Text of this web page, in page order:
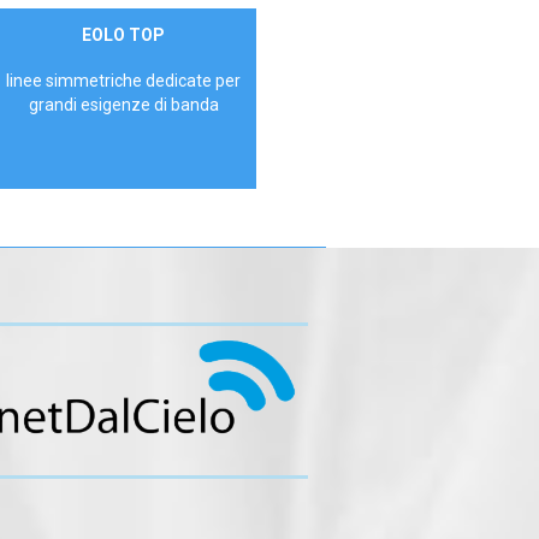
ContattaciEOLO TOP
linee simmetriche dedicate per
grandi esigenze di banda